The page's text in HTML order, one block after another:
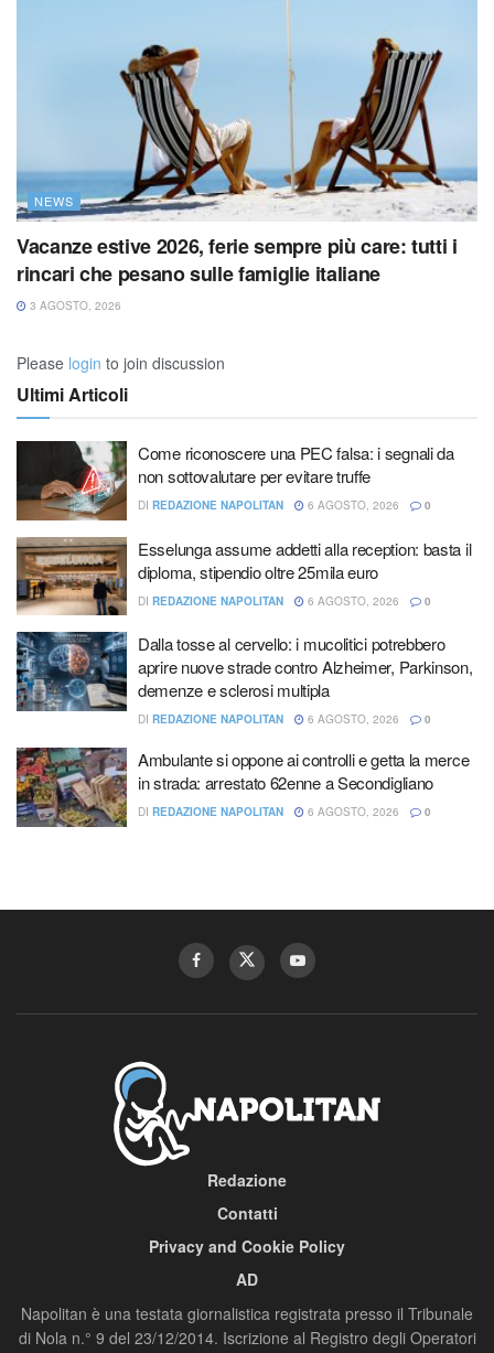
NEWS
Vacanze estive 2026, ferie sempre più care: tutti i
rincari che pesano sulle famiglie italiane
3 AGOSTO, 2026
Please login to join discussion
Ultimi Articoli
Come riconoscere una PEC falsa: i segnali da
non sottovalutare per evitare truffe
DI REDAZIONE NAPOLITAN 6 AGOSTO, 2026 0
Esselunga assume addetti alla reception: basta il
diploma, stipendio oltre 25mila euro
DI REDAZIONE NAPOLITAN 6 AGOSTO, 2026 0
Dalla tosse al cervello: i mucolitici potrebbero
aprire nuove strade contro Alzheimer, Parkinson,
demenze e sclerosi multipla
DI REDAZIONE NAPOLITAN 6 AGOSTO, 2026 0
Ambulante si oppone ai controlli e getta la merce
in strada: arrestato 62enne a Secondigliano
DI REDAZIONE NAPOLITAN 6 AGOSTO, 2026 0
Redazione
Contatti
Privacy and Cookie Policy
AD
Napolitan è una testata giornalistica registrata presso il Tribunale
di Nola n.° 9 del 23/12/2014. Iscrizione al Registro degli Operatori